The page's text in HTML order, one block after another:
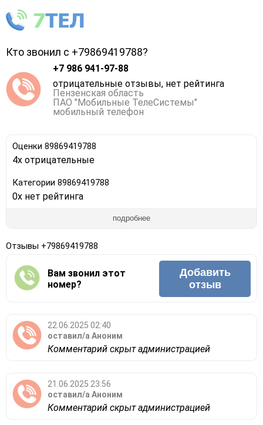
Кто звонил с +79869419788?
+7 986 941-97-88
отрицательные отзывы, нет рейтинга
Пензенская область
ПАО "Мобильные ТелеСистемы"
мобильный телефон
Оценки 89869419788
4x отрицательные
Категории 89869419788
0x нет рейтинга
подробнее
Отзывы +79869419788
Вам звонил этот
номер?
Добавить
отзыв
22.06.2025 02:40
оставил/а Аноним
Комментарий скрыт администрацией
21.06.2025 23:56
оставил/а Аноним
Комментарий скрыт администрацией